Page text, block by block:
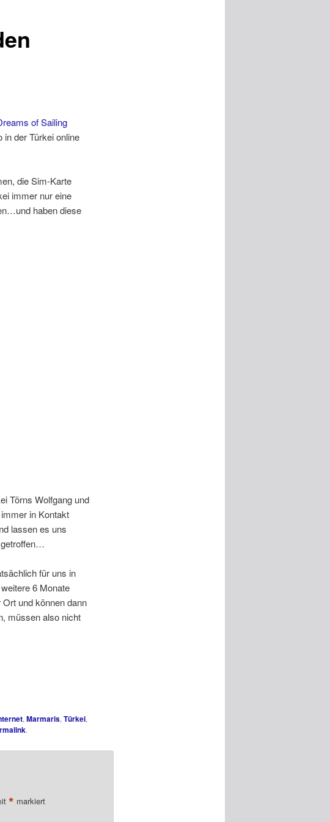
of Sailing
der Türkei online
die Sim-Karte
immer nur eine
haben diese
Törns Wolfgang und
in Kontakt
lassen es uns
getroffen…
für uns in
6 Monate
und können dann
müssen also nicht
, Marmaris, Türkei,
.
* markiert